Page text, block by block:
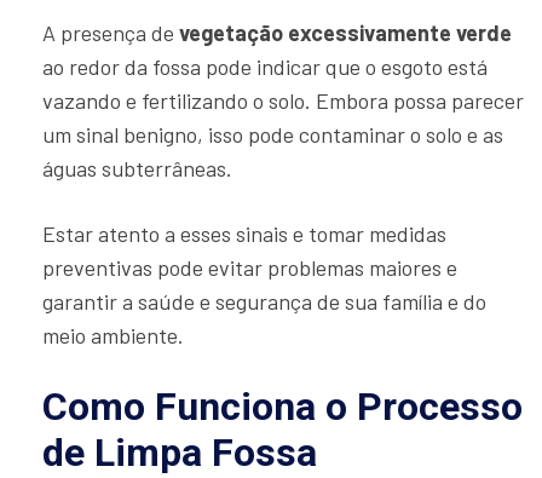
A presença de vegetação excessivamente verde
ao redor da fossa pode indicar que o esgoto está
vazando e fertilizando o solo. Embora possa parecer
um sinal benigno, isso pode contaminar o solo e as
águas subterrâneas.
Estar atento a esses sinais e tomar medidas
preventivas pode evitar problemas maiores e
garantir a saúde e segurança de sua família e do
meio ambiente.
Como Funciona o Processo
de Limpa Fossa